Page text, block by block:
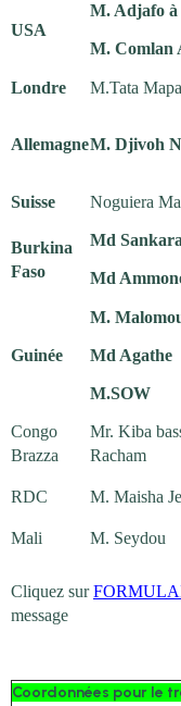
USA
M. Adjafo
M. Comlan
Londre M.Tata
AllemagneM. Djivoh
Suisse Noguiera
Burkina
Faso
Md
Md
Guinée
M.
Md Agathe
M.SOW
Congo
Brazza
Mr. Kiba
Racham
RDC M. Maisha
Mali M. Seydou
Cliquez sur
message
Coordonnées pour le